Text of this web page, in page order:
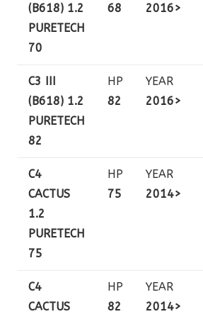
(B618) 1.2
PURETECH
70
68
2016>
C3 III
(B618) 1.2
PURETECH
82
HP
82
YEAR
2016>
C4
CACTUS
1.2
PURETECH
75
HP
75
YEAR
2014>
C4
CACTUS
HP
82
YEAR
2014>